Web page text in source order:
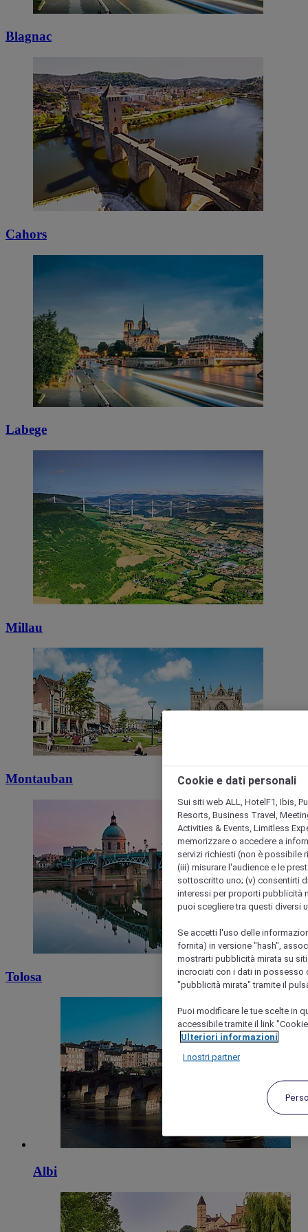
Blagnac
Cahors
Labege
Millau
Montauban
Tolosa
Albi
Cookie e dati personali
Sui siti web ALL, HotelF1, Ibis,
Resorts, Business Travel,
Activities & Events, Limitless
memorizzare o accedere a
servizi richiesti (non è possibile
(iii) misurare l'audience e le
sottoscritto uno; (v) consentirti
interessi per proporti pubblicità
puoi scegliere tra questi diversi
Se accetti l'uso delle
fornita) in versione "hash",
mostrarti pubblicità mirata su
incrociati con i dati in possesso
"pubblicità mirata" tramite il
Puoi modificare le tue scelte in
accessibile tramite il link
Ulteriori informazioni
I nostri partner